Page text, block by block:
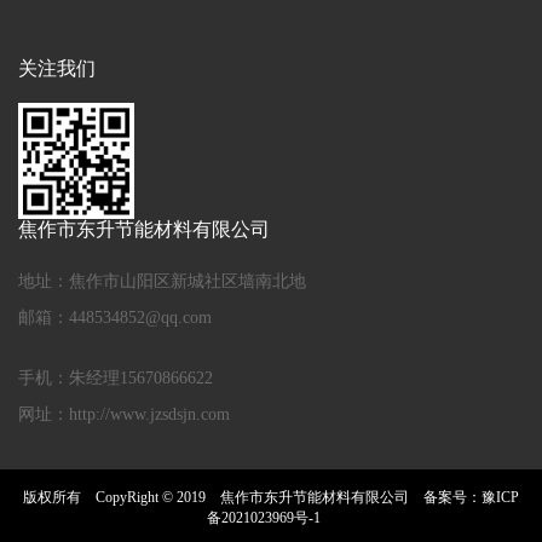
关注我们
焦作市东升节能材料有限公司
地址：焦作市山阳区新城社区墙南北地
邮箱：448534852@qq.com
手机：朱经理15670866622
网址：http://www.jzsdsjn.com
版权所有 CopyRight © 2019 焦作市东升节能材料有限公司 备案号： 豫ICP
备2021023969号-1